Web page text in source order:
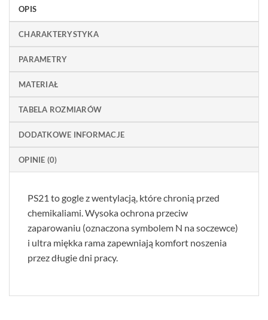
OPIS
CHARAKTERYSTYKA
PARAMETRY
MATERIAŁ
TABELA ROZMIARÓW
DODATKOWE INFORMACJE
OPINIE (0)
PS21 to gogle z wentylacją, które chronią przed
chemikaliami. Wysoka ochrona przeciw
zaparowaniu (oznaczona symbolem N na soczewce)
i ultra miękka rama zapewniają komfort noszenia
przez długie dni pracy.